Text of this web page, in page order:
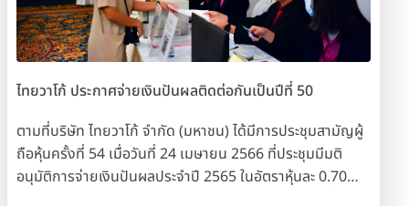
พร้อมเปิดกว้างรับสิ่งใหม่และเพิ่มเติมสีสันให้กับชีวิต โดย
ภายในงานผู้เข้าชมสามารถติดตามชมภารกิจวาโก้รักษ์โลก
ด้วยการนำแท่น Icon วางตามหัวข้อภารกิจของวาโก้ เช่น
ผลิตภัณฑ์เพื่อความยั่งยืน ตามแนวทาง “BCG Model”
Show 2023 ที่นำเสนอผ่าน WACOAL FOR ALL MODEL
ทั้ง 3 ธีม ได้แก่ 1. WACOAL NFT เมื่อโลกจริงมาเชื่อมกับโลก
เสมือน 2. WACOAL FOR ALL ชุดชั้นในวาโก้สำหรับทุกคน ทุก
ไทยวาโก้ ประกาศจ่ายเงินปันผลติดต่อกันเป็นปีที่ 50
ตามที่บริษัท ไทยวาโก้ จำกัด (มหาชน) ได้มีการประชุมสามัญผู้
ถือหุ้นครั้งที่ 54 เมื่อวันที่ 24 เมษายน 2566 ที่ประชุมมีมติ
อนุมัติการจ่ายเงินปันผลประจำปี 2565 ในอัตราหุ้นละ 0.70